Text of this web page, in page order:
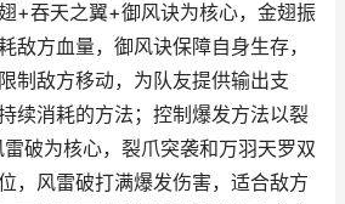
+吞天之翼+御风诀为核心，金翅振
敌方血量，御风诀保障自身生存，
制敌方移动，为队友提供输出支
续消耗的方法；控制爆发方法以裂
破为核心，裂爪突袭和万羽天罗双
，风雷破打满爆发伤害，适合敌方